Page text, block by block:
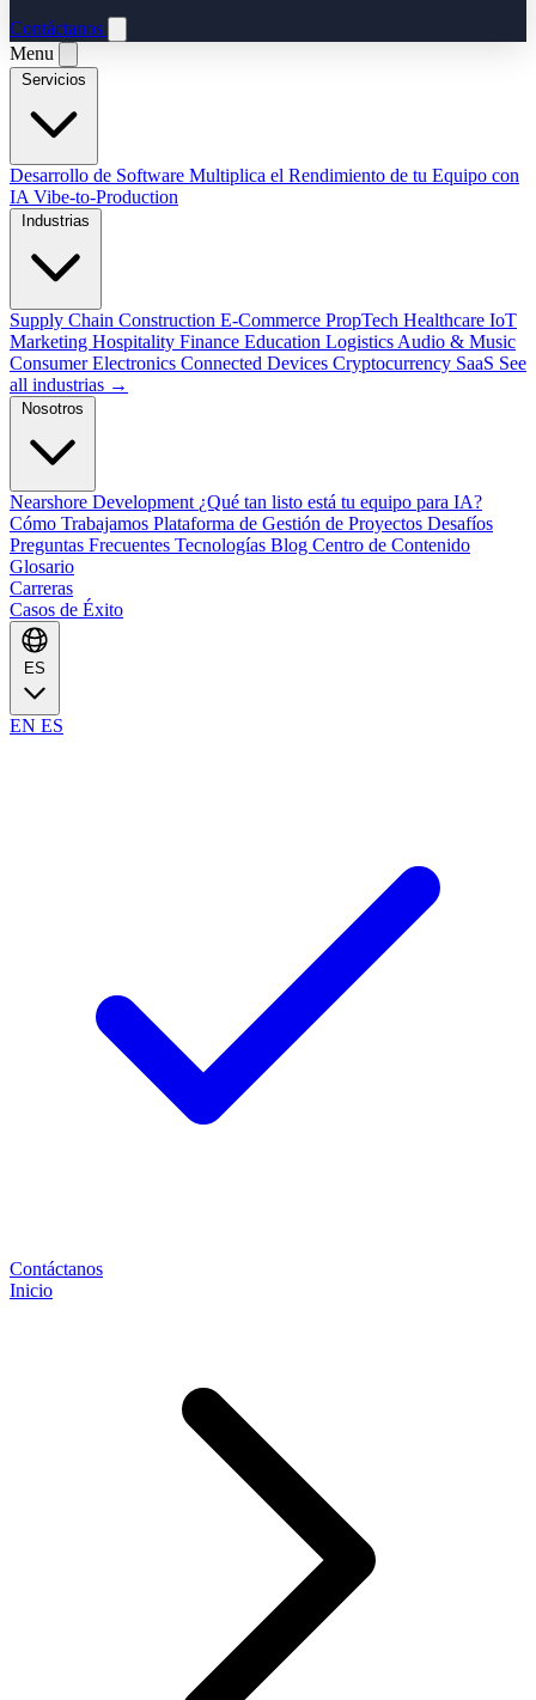
Contáctanos
Menu
Desarrollo de Software Multiplica el Rendimiento de tu Equipo con
IA Vibe-to-Production
Supply Chain Construction E-Commerce PropTech Healthcare IoT
Marketing Hospitality Finance Education Logistics Audio & Music
Consumer Electronics Connected Devices Cryptocurrency SaaS See
all industrias →
Nearshore Development ¿Qué tan listo está tu equipo para IA?
Cómo Trabajamos Plataforma de Gestión de Proyectos Desafíos
Preguntas Frecuentes Tecnologías Blog Centro de Contenido
Glosario
Carreras
Casos de Éxito
EN ES
Contáctanos
Inicio